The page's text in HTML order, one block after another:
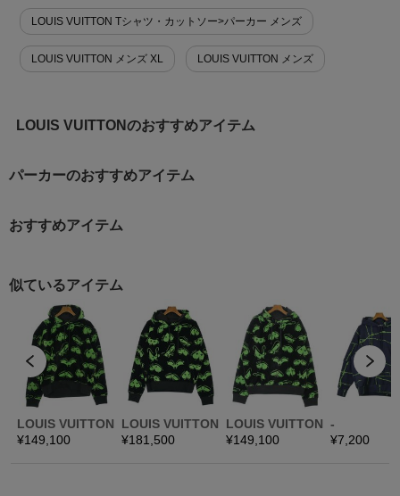
LOUIS VUITTON Tシャツ・カットソー>パーカー メンズ
LOUIS VUITTON メンズ XL LOUIS VUITTON メンズ
LOUIS VUITTONのおすすめアイテム
パーカーのおすすめアイテム
おすすめアイテム